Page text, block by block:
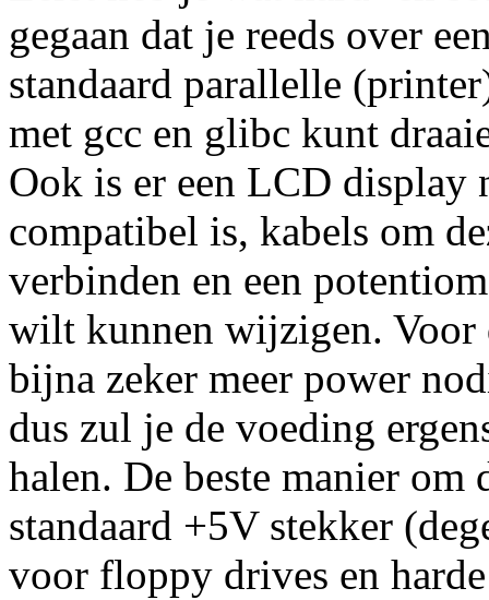
gegaan dat je reeds over
standaard parallelle
met gcc en glibc kunt
Ook is er een LCD
compatibel is, kabels om
verbinden en een
wilt kunnen wijzigen. Voor
bijna zeker meer power
dus zul je de voeding
halen. De beste manier om
standaard +5V stekker
voor floppy drives en